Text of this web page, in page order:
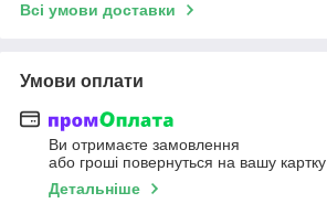
Всі умови доставки
Умови оплати
Ви отримаєте замовлення
або гроші повернуться на вашу картку
Детальніше